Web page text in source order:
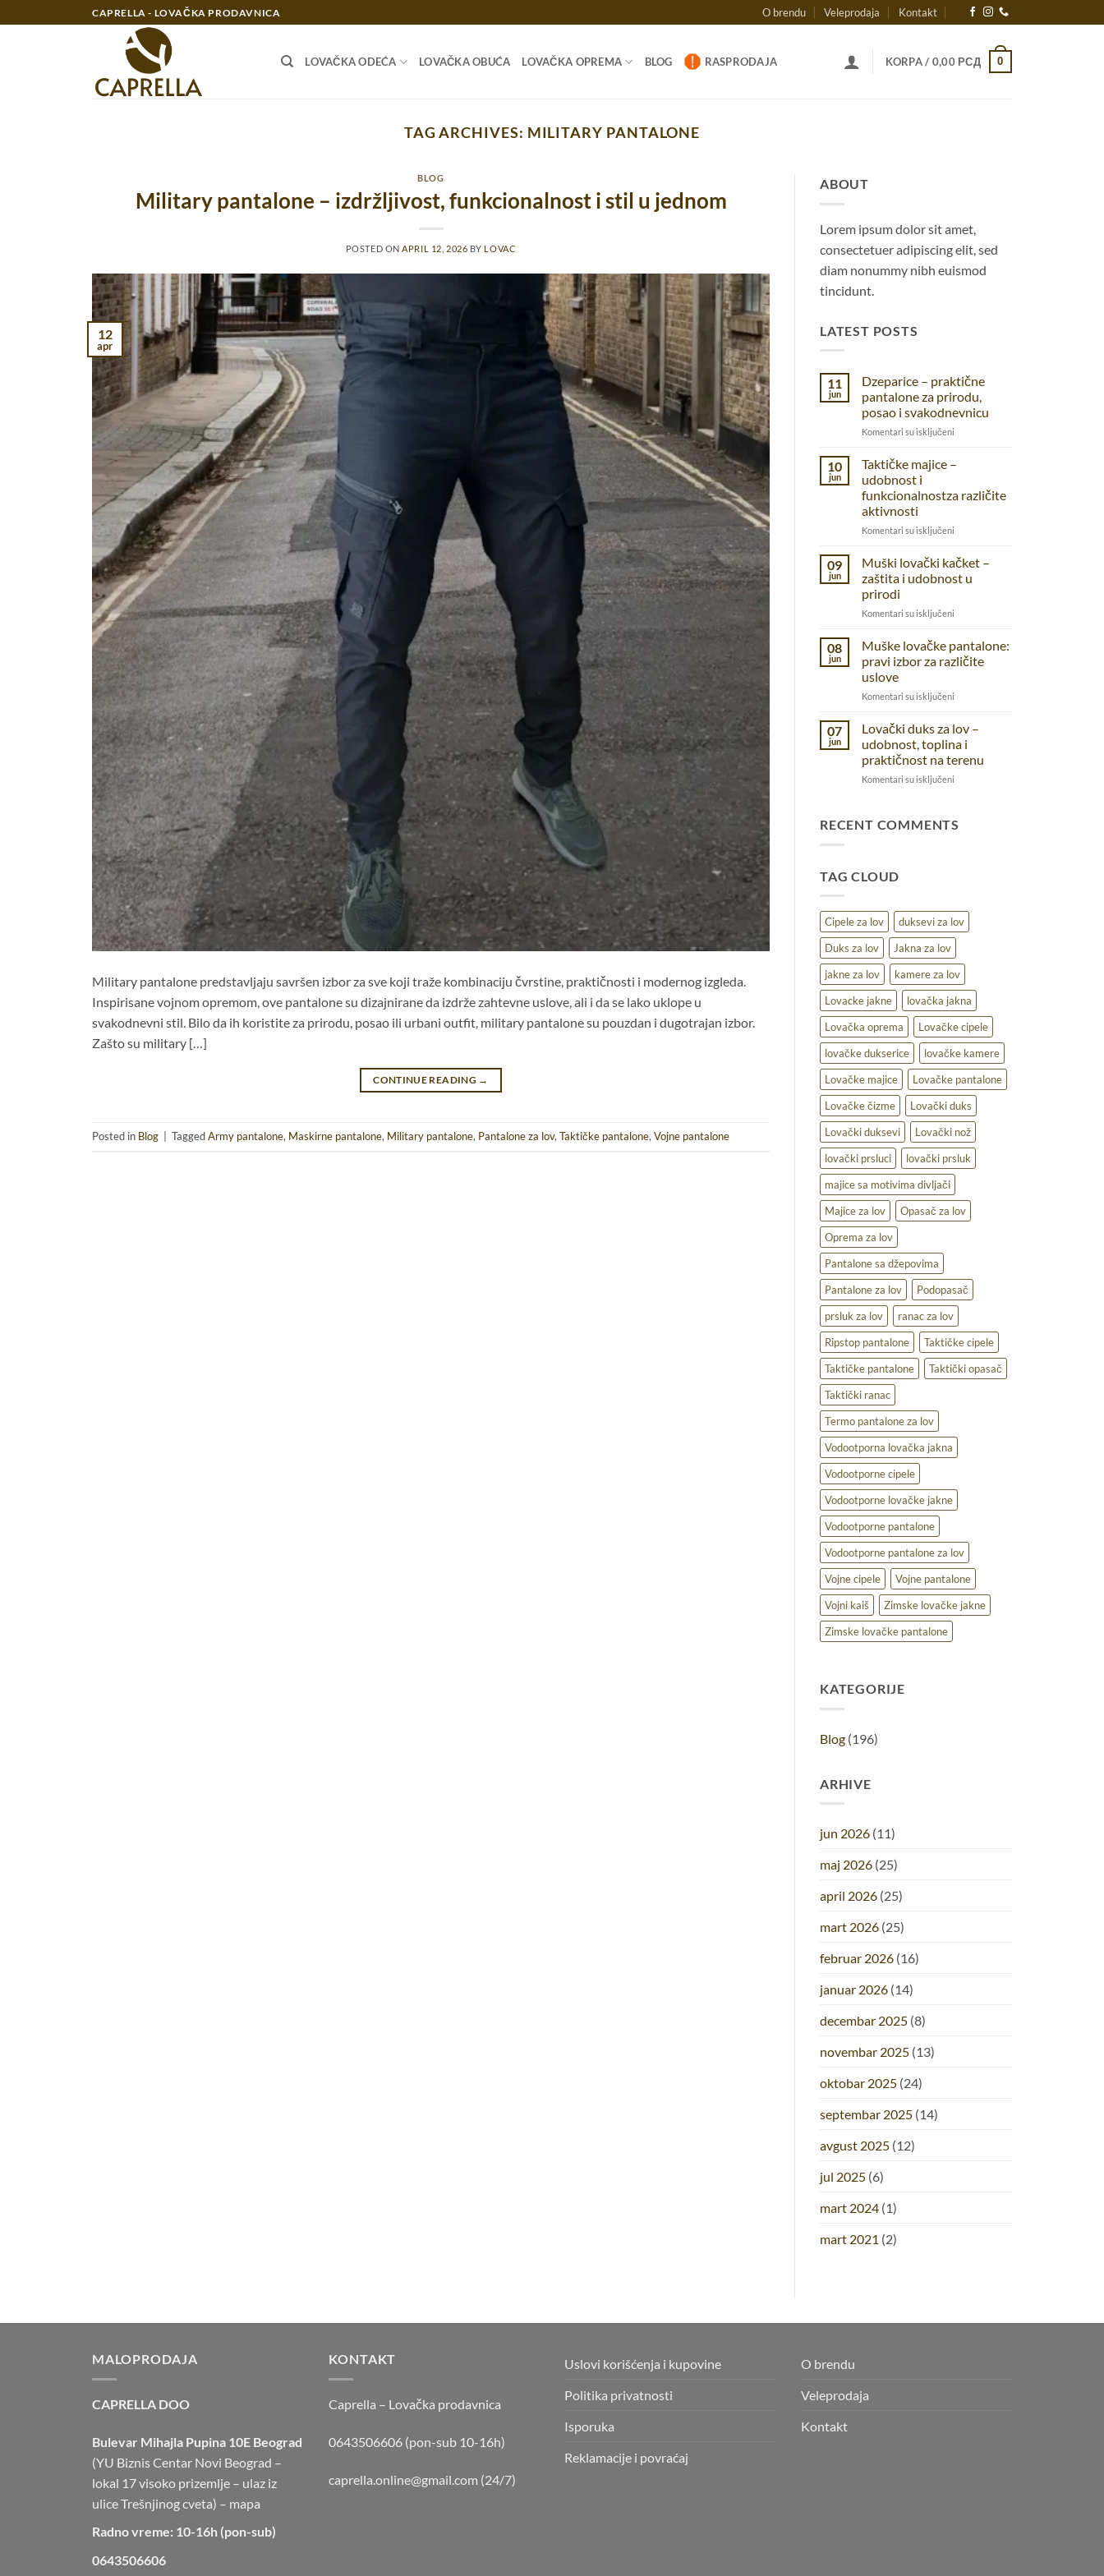
na
CAPRELLA - LOVAČKA PRODAVNICA O brendu Veleprodaja Kontakt
LOVAČKA ODEĆA LOVAČKA OBUĆA LOVAČKA OPREMA BLOG RASPRODAJA KORPA / 0,00 РСД 0
TAG ARCHIVES: MILITARY PANTALONE
BLOG
Military pantalone – izdržljivost, funkcionalnost i stil u jednom
POSTED ONAPRIL 12, 2026 BY LOVAC
12
apr
Military pantalone predstavljaju savršen izbor za sve koji traže kombinaciju čvrstine, praktičnosti i modernog izgleda.
Inspirisane vojnom opremom, ove pantalone su dizajnirane da izdrže zahtevne uslove, ali i da se lako uklope u
svakodnevni stil. Bilo da ih koristite za prirodu, posao ili urbani outfit, military pantalone su pouzdan i dugotrajan izbor.
Zašto su military […]
CONTINUE READING →
Posted in Blog TaggedArmy pantalone, Maskirne pantalone, Military pantalone, Pantalone za lov, Taktičke pantalone, Vojne pantalone
ABOUT
Lorem ipsum dolor sit amet,
consectetuer adipiscing elit, sed
diam nonummy nibh euismod
tincidunt.
LATEST POSTS
11
jun
Dzeparice – praktične
pantalone za prirodu,
posao i svakodnevnicu
Komentari su isključeni
za
svakodnevnicu
10
jun
Taktičke majice –
udobnost i
funkcionalnostza različite
aktivnosti
Komentari su isključeni
majice
udobnost
aktivnosti
09
jun
Muški lovački kačket –
zaštita i udobnost u
prirodi
Komentari su isključeni
lovački
kačket
–
u
prirodi
08
jun
Muške lovačke pantalone:
pravi izbor za različite
uslove
Komentari su isključeni
lovačke
pravi
izbor
07
jun
Lovački duks za lov –
udobnost, toplina i
praktičnost na terenu
Komentari su isključeni
za
na
terenu
RECENT COMMENTS
TAG CLOUD
Cipele za lov
duksevi za lov
Duks za lov
Jakna za lov
jakne za lov
kamere za lov
Lovacke jakne
lovačka jakna
Lovačka oprema
Lovačke cipele
lovačke dukserice
lovačke kamere
Lovačke majice
Lovačke pantalone
Lovačke čizme
Lovački duks
Lovački duksevi
Lovački nož
lovački prsluci
lovački prsluk
majice sa motivima divljači
Majice za lov
Opasač za lov
Oprema za lov
Pantalone sa džepovima
Pantalone za lov
Podopasač
prsluk za lov
ranac za lov
Ripstop pantalone
Taktičke cipele
Taktičke pantalone
Taktički opasač
Taktički ranac
Termo pantalone za lov
Vodootporna lovačka jakna
Vodootporne cipele
Vodootporne lovačke jakne
Vodootporne pantalone
Vodootporne pantalone za lov
Vojne cipele
Vojne pantalone
Vojni kaiš
Zimske lovačke jakne
Zimske lovačke pantalone
KATEGORIJE
Blog (196)
ARHIVE
jun 2026 (11)
maj 2026 (25)
april 2026 (25)
mart 2026 (25)
februar 2026 (16)
januar 2026 (14)
decembar 2025 (8)
novembar 2025 (13)
oktobar 2025 (24)
septembar 2025 (14)
avgust 2025 (12)
jul 2025 (6)
mart 2024 (1)
mart 2021 (2)
MALOPRODAJA
CAPRELLA DOO
Bulevar Mihajla Pupina 10E Beograd
(YU Biznis Centar Novi Beograd –
lokal 17 visoko prizemlje – ulaz iz
ulice Trešnjinog cveta) – mapa
Radno vreme: 10-16h (pon-sub)
0643506606
KONTAKT
Caprella – Lovačka prodavnica
0643506606 (pon-sub 10-16h)
caprella.online@gmail.com (24/7)
Uslovi korišćenja i kupovine
Politika privatnosti
Isporuka
Reklamacije i povraćaj
O brendu
Veleprodaja
Kontakt